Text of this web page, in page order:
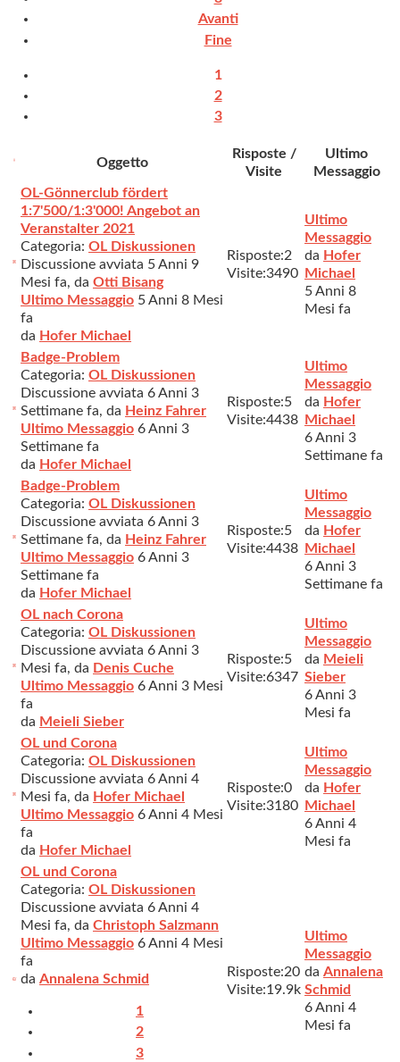
Avanti
Fine
1
2
3
Oggetto
Risposte /
Visite
Ultimo
Messaggio
OL-Gönnerclub fördert
1:7'500/1:3'000! Angebot an
Veranstalter 2021
Categoria: OL Diskussionen
Discussione avviata 5 Anni 9
Mesi fa, da Otti Bisang
Ultimo Messaggio 5 Anni 8 Mesi
fa
da Hofer Michael
Risposte:2
Visite:3490
Ultimo
Messaggio
da Hofer
Michael
5 Anni 8
Mesi fa
Badge-Problem
Categoria: OL Diskussionen
Discussione avviata 6 Anni 3
Settimane fa, da Heinz Fahrer
Ultimo Messaggio 6 Anni 3
Settimane fa
da Hofer Michael
Risposte:5
Visite:4438
Ultimo
Messaggio
da Hofer
Michael
6 Anni 3
Settimane fa
Badge-Problem
Categoria: OL Diskussionen
Discussione avviata 6 Anni 3
Settimane fa, da Heinz Fahrer
Ultimo Messaggio 6 Anni 3
Settimane fa
da Hofer Michael
Risposte:5
Visite:4438
Ultimo
Messaggio
da Hofer
Michael
6 Anni 3
Settimane fa
OL nach Corona
Categoria: OL Diskussionen
Discussione avviata 6 Anni 3
Mesi fa, da Denis Cuche
Ultimo Messaggio 6 Anni 3 Mesi
fa
da Meieli Sieber
Risposte:5
Visite:6347
Ultimo
Messaggio
da Meieli
Sieber
6 Anni 3
Mesi fa
OL und Corona
Categoria: OL Diskussionen
Discussione avviata 6 Anni 4
Mesi fa, da Hofer Michael
Ultimo Messaggio 6 Anni 4 Mesi
fa
da Hofer Michael
Risposte:0
Visite:3180
Ultimo
Messaggio
da Hofer
Michael
6 Anni 4
Mesi fa
OL und Corona
Categoria: OL Diskussionen
Discussione avviata 6 Anni 4
Mesi fa, da Christoph Salzmann
Ultimo Messaggio 6 Anni 4 Mesi
fa
da Annalena Schmid
1
2
3
Risposte:20
Visite:19.9k
Ultimo
Messaggio
da Annalena
Schmid
6 Anni 4
Mesi fa